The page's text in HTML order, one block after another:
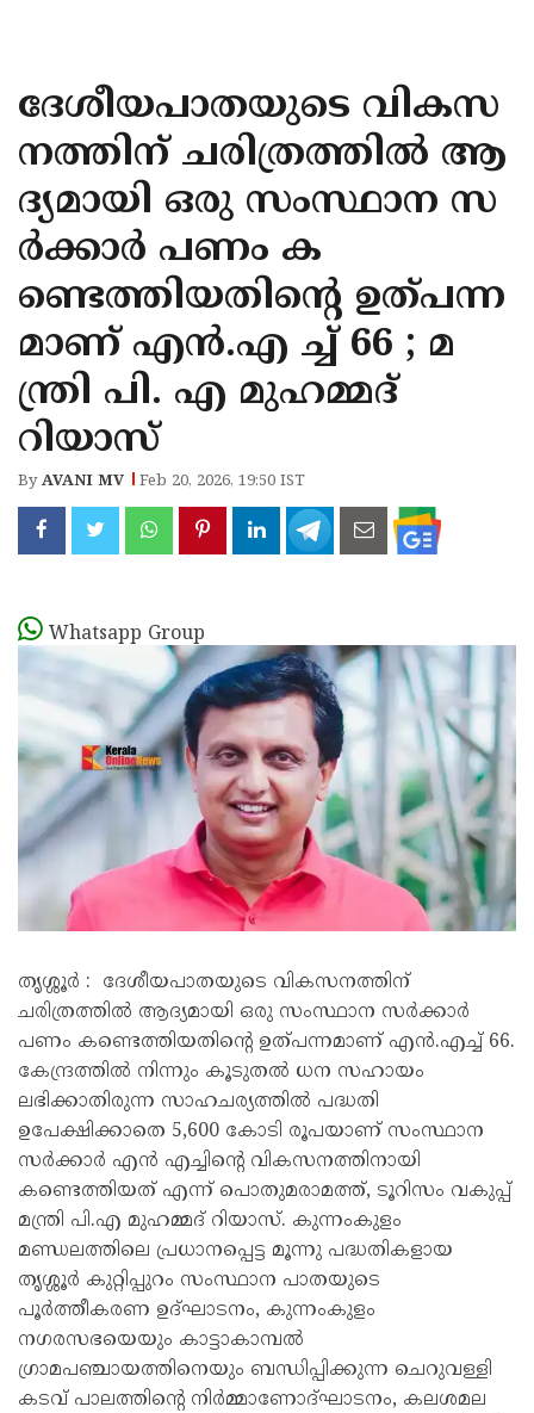
KANNUR
KASARAGOD
ദേശീയപാതയുടെ വികസ
നത്തിന് ചരിത്രത്തിൽ ആ
ദ്യമായി ഒരു സംസ്ഥാന സ
ർക്കാർ പണം ക
ണ്ടെത്തിയതിന്റെ ഉത്പന്ന
മാണ് എൻ.എ ച്ച് 66 ; മ
ന്ത്രി പി. എ മുഹമ്മദ്
റിയാസ്
ByAVANI MV Feb 20, 2026, 19:50 IST
Whatsapp Group
തൃശ്ശൂർ : ദേശീയപാതയുടെ വികസനത്തിന്
ചരിത്രത്തിൽ ആദ്യമായി ഒരു സംസ്ഥാന സർക്കാർ
പണം കണ്ടെത്തിയതിന്റെ ഉത്പന്നമാണ് എൻ.എച്ച് 66.
കേന്ദ്രത്തിൽ നിന്നും കൂടുതൽ ധന സഹായം
ലഭിക്കാതിരുന്ന സാഹചര്യത്തിൽ പദ്ധതി
ഉപേക്ഷിക്കാതെ 5,600 കോടി രൂപയാണ് സംസ്ഥാന
സർക്കാർ എൻ എച്ചിന്റെ വികസനത്തിനായി
കണ്ടെത്തിയത് എന്ന് പൊതുമരാമത്ത്, ടൂറിസം വകുപ്പ്
മന്ത്രി പി.എ മുഹമ്മദ് റിയാസ്. കുന്നംകുളം
മണ്ഡലത്തിലെ പ്രധാനപ്പെട്ട മൂന്നു പദ്ധതികളായ
തൃശ്ശൂർ കുറ്റിപ്പുറം സംസ്ഥാന പാതയുടെ
പൂർത്തീകരണ ഉദ്ഘാടനം, കുന്നംകുളം
നഗരസഭയെയും കാട്ടാകാമ്പൽ
ഗ്രാമപഞ്ചായത്തിനെയും ബന്ധിപ്പിക്കുന്ന ചെറുവള്ളി
കടവ് പാലത്തിൻ്റെ നിർമ്മാണോദ്ഘാടനം, കലശമല